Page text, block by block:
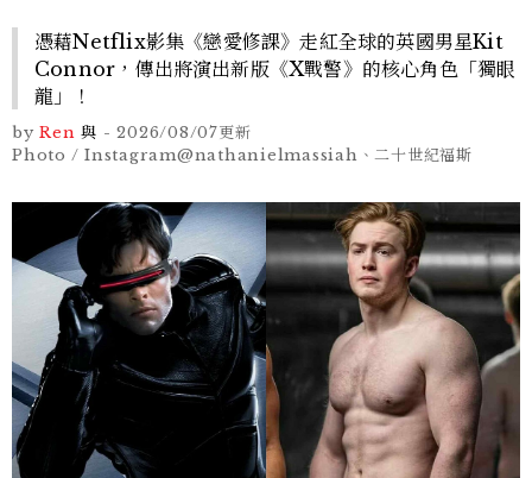
憑藉Netflix影集《戀愛修課》走紅全球的英國男星Kit
Connor，傳出將演出新版《X戰警》的核心角色「獨眼
龍」！
by Ren與 -2026/08/07更新
Photo / Instagram@nathanielmassiah、二十世紀福斯